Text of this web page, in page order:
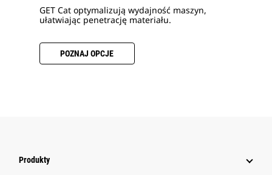
GET Cat optymalizują wydajność maszyn,
ułatwiając penetrację materiału.
POZNAJ OPCJE
Produkty